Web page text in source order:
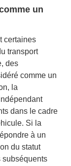
un
certaines
transport
des
comme un
la
dans le cadre
Si la
à un
du statut
subséquents